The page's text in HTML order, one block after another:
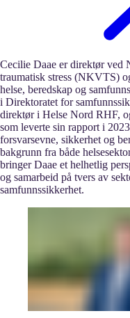
Cecilie Daae er direktør ved
traumatisk stress (NKVTS)
helse, beredskap og
i Direktoratet for
direktør i Helse Nord RHF,
som leverte sin rapport i
forsvarsevne, sikkerhet og
bakgrunn fra både
bringer Daae et helhetlig
og samarbeid på tvers av
samfunnssikkerhet.